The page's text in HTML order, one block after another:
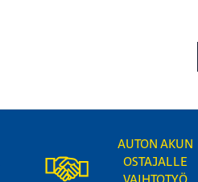
AUTON AKUN
OSTAJALLE